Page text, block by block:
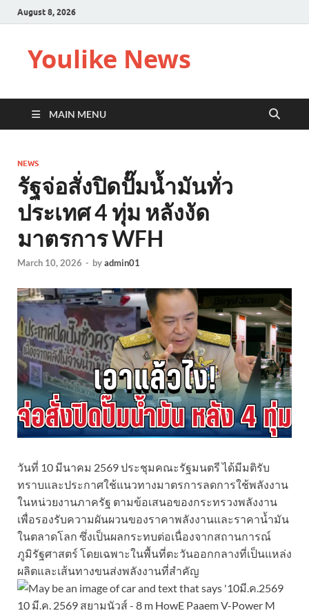
August 8, 2026
Youlike News
MAIN MENU
NEWS
รัฐจ่อสั่งปิดปั๊มน้ำมันทั่ว
ประเทศ 4 ทุ่ม หลังงัด
มาตรการ WFH
March 10, 2026 - byadmin01
วันที่ 10 มีนาคม 2569 ประชุมคณะรัฐมนตรี ได้มีมติรับ
ทราบและประกาศใช้แนวทางมาตรการลดการใช้พลังงาน
ในหน่วยงานภาครัฐ ตามข้อเสนอของกระทรวงพลังงาน
เพื่อรองรับความผันผวนของราคาพลังงานและราคาน้ำมัน
ในตลาดโลก ซึ่งเป็นผลกระทบต่อเนื่องจากสถานการณ์
ภูมิรัฐศาสตร์ โดยเฉพาะในพื้นที่ตะวันออกกลางที่เป็นแหล่ง
ผลิตและเส้นทางขนส่งพลังงานที่สำคัญ